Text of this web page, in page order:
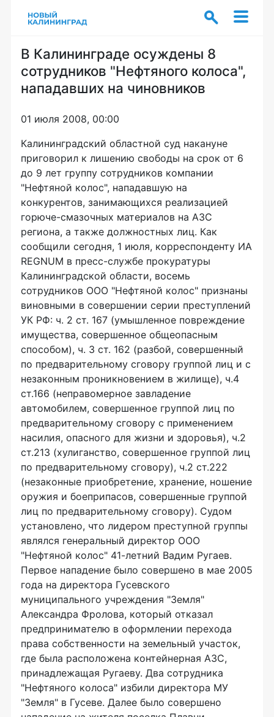
В Калининграде осуждены 8
сотрудников "Нефтяного колоса",
нападавших на чиновников
01 июля 2008, 00:00
Калининградский областной суд накануне
приговорил к лишению свободы на срок от 6
до 9 лет группу сотрудников компании
"Нефтяной колос", нападавшую на
конкурентов, занимающихся реализацией
горюче-смазочных материалов на АЗС
региона, а также должностных лиц. Как
сообщили сегодня, 1 июля, корреспонденту ИА
REGNUM в пресс-службе прокуратуры
Калининградской области, восемь
сотрудников ООО "Нефтяной колос" признаны
виновными в совершении серии преступлений
УК РФ: ч. 2 ст. 167 (умышленное повреждение
имущества, совершенное общеопасным
способом), ч. 3 ст. 162 (разбой, совершенный
по предварительному сговору группой лиц и с
незаконным проникновением в жилище), ч.4
ст.166 (неправомерное завладение
автомобилем, совершенное группой лиц по
предварительному сговору с применением
насилия, опасного для жизни и здоровья), ч.2
ст.213 (хулиганство, совершенное группой лиц
по предварительному сговору), ч.2 ст.222
(незаконные приобретение, хранение, ношение
оружия и боеприпасов, совершенные группой
лиц по предварительному сговору). Судом
установлено, что лидером преступной группы
являлся генеральный директор ООО
"Нефтяной колос" 41-летний Вадим Ругаев.
Первое нападение было совершено в мае 2005
года на директора Гусевского
муниципального учреждения "Земля"
Александра Фролова, который отказал
предпринимателю в оформлении перехода
права собственности на земельный участок,
где была расположена контейнерная АЗС,
принадлежащая Ругаеву. Два сотрудника
"Нефтяного колоса" избили директора МУ
"Земля" в Гусеве. Далее было совершено